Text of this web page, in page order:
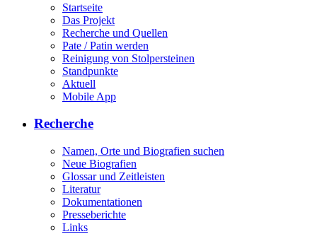
Startseite
Das Projekt
Recherche und Quellen
Pate / Patin werden
Reinigung von Stolpersteinen
Standpunkte
Aktuell
Mobile App
Recherche
Namen, Orte und Biografien suchen
Neue Biografien
Glossar und Zeitleisten
Literatur
Dokumentationen
Presseberichte
Links